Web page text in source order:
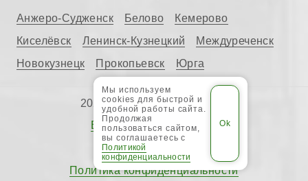
Анжеро-Судженск Белово
Кемерово
Киселёвск
Ленинск-Кузнецкий
Междуреченск
Новокузнецк
Прокопьевск Юрга
2026 © «ITALTHERMS.p.A.»
Все категории каталога
Региональные сайты
Политика конфиденциальности
Мы используем
cookies для быстрой и
удобной работы сайта.
Продолжая
пользоваться сайтом,
вы соглашаетесь с
Политикой
конфиденциальности